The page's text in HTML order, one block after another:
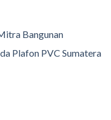
Bangunan
Plafon PVC Sumatera